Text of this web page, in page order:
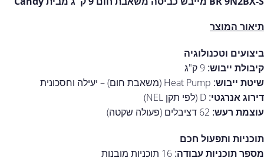
תיאור המוצר
ביצועים וטכנולוגיה
קיבולת ייבוש:
שיטת ייבוש:
דירוג אנרגטי:
עוצמת רעש:
תוכניות ותפעול חכם
מספר תוכניות עבודה: